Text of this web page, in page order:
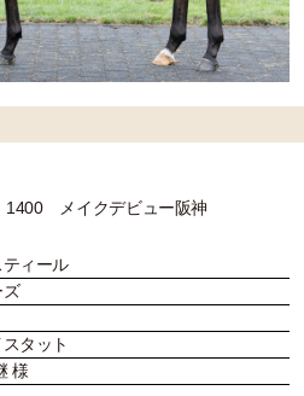
メイクデビュー阪神
ティール
ズ
タット
様